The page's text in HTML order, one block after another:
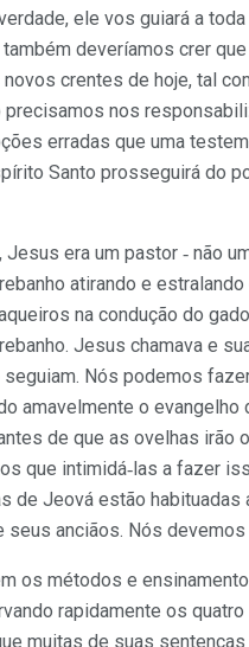
ele vos guiará a
deveríamos crer
crentes de hoje, tal
precisamos nos
erradas que uma
Santo prosseguirá do
era um pastor ‑ não
atirando e
na condução do
Jesus chamava e
seguiam. Nós podemos
amavelmente o evangelho
de que as ovelhas irão
que intimidá‑las a fazer
de Jeová estão habituadas
seus anciãos. Nós
os métodos e
rapidamente os
mui­tas de suas